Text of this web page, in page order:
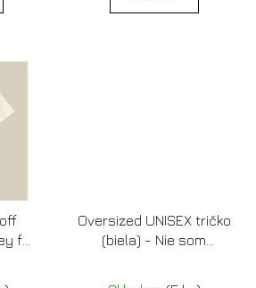
for
Oversized UNISEX tričko
(biela) - Nie som